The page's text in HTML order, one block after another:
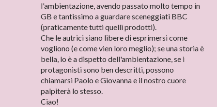
l'ambientazione, avendo passato molto tempo in
GB e tantissimo a guardare sceneggiati BBC
(praticamente tutti quelli prodotti).
Che le autrici siano libere di esprimersi come
vogliono (e come vien loro meglio); se una storia è
bella, lo è a dispetto dell'ambientazione, se i
protagonisti sono ben descritti, possono
chiamarsi Paolo e Giovanna e il nostro cuore
palpiterà lo stesso.
Ciao!